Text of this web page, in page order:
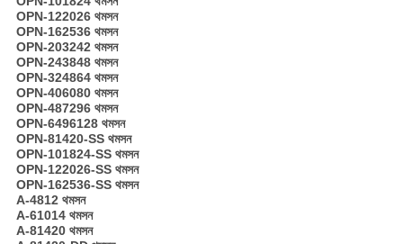
OPN-122026 থমসন
OPN-162536 থমসন
OPN-203242 থমসন
OPN-243848 থমসন
OPN-324864 থমসন
OPN-406080 থমসন
OPN-487296 থমসন
OPN-6496128 থমসন
OPN-81420-SS থমসন
OPN-101824-SS থমসন
OPN-122026-SS থমসন
OPN-162536-SS থমসন
A-4812 থমসন
A-61014 থমসন
A-81420 থমসন